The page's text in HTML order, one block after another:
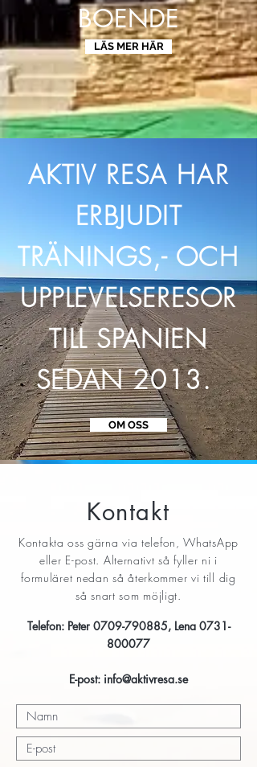
BOENDE
LÄS MER HÄR
AKTIV RESA HAR
ERBJUDIT
TRÄNINGS,- OCH
UPPLEVELSERESOR
TILL SPANIEN
SEDAN 2013.
OM OSS
Kontakt
Kontakta oss gärna via telefon, WhatsApp
eller E-post. Alternativt så fyller ni i
formuläret nedan så återkommer vi till dig
så snart som möjligt.
Telefon: Peter 0709-790885, Lena 0731-
800077
E-post: info@aktivresa.se